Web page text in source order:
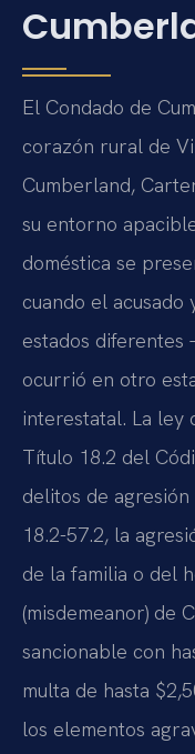
El Condado de
corazón rural de
Cumberland,
su entorno
doméstica se
cuando el
estados
ocurrió en otro
interestatal. La
Título 18.2 del
delitos de
18.2-57.2, la
de la familia o del
(misdemeanor) de
sancionable con
multa de hasta
los elementos